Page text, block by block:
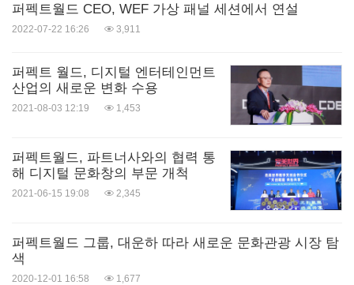
퍼펙트월드 CEO, WEF 가상 패널 세션에서 연설
2022-07-22 16:26 3,911
퍼펙트 월드, 디지털 엔터테인먼트
산업의 새로운 변화 수용
2021-08-03 12:19 1,453
퍼펙트월드, 파트너사와의 협력 통
해 디지털 문화창의 부문 개척
2021-06-15 19:08 2,345
퍼펙트월드 그룹, 대운하 따라 새로운 문화관광 시장 탐
색
2020-12-01 16:58 1,677